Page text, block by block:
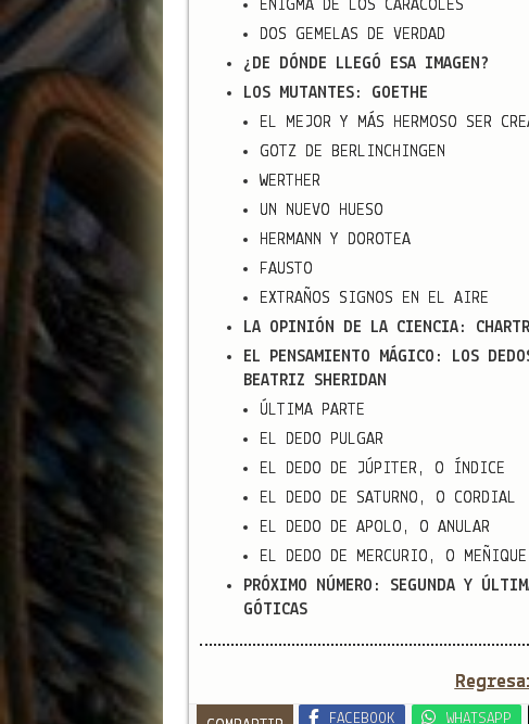
ENIGMA DE LOS CARACOLES
DOS GEMELAS DE VERDAD
¿DE DÓNDE LLEGÓ ESA IMAGEN?
LOS MUTANTES: GOETHE
EL MEJOR Y MÁS HERMOSO SER
GOTZ DE BERLINCHINGEN
WERTHER
UN NUEVO HUESO
HERMANN Y DOROTEA
FAUSTO
EXTRAÑOS SIGNOS EN EL AIRE
LA OPINIÓN DE LA CIENCIA:
EL PENSAMIENTO MÁGICO: LOS
BEATRIZ SHERIDAN
ÚLTIMA PARTE
EL DEDO PULGAR
EL DEDO DE JÚPITER, O ÍNDICE
EL DEDO DE SATURNO, O CORDIAL
EL DEDO DE APOLO, O ANULAR
EL DEDO DE MERCURIO, O MEÑIQUE
PRÓXIMO NÚMERO:
SEGUNDA Y
GÓTICAS
FACEBOOK WHATSAPP